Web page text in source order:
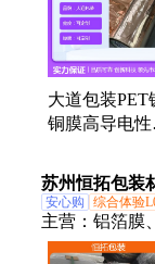
大道包装PET
铜膜高导电性
路板电子元
苏州恒拓包装
安心购 综合体验
主营： 铝箔膜
铝箔袋、方体